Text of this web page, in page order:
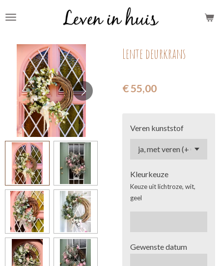
hoofdinhoud
Lente deurkrans
€ 55,00
Veren kunststof
Kleurkeuze
Keuze uit lichtroze, wit,
geel
Gewenste datum